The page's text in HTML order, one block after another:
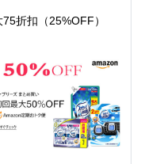
折扣（25%OFF）